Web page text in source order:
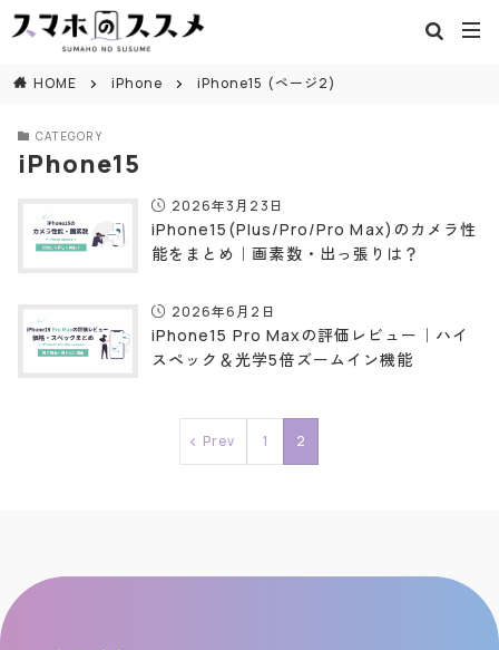
HOME iPhone iPhone15 (ページ2)
CATEGORY
iPhone15
2026年3月23日
iPhone15(Plus/Pro/Pro Max)のカメラ性
能をまとめ｜画素数・出っ張りは？
2026年6月2日
iPhone15 Pro Maxの評価レビュー｜ハイ
スペック＆光学5倍ズームイン機能
Prev 1 2